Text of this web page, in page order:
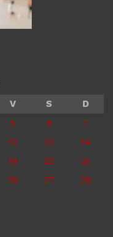
V S
D
5 6
7
12 13
14
19 20
21
26 27
28